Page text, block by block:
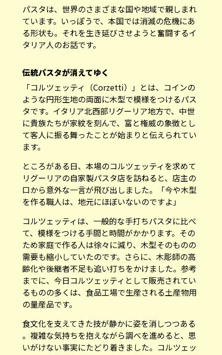
パスタは、世界のさまざまな国や地域で親しまれ
ています。いっぽうで、本国では消滅の危機にあ
る形状も。それを生き延びさせようと奮闘するイ
タリア人のお話です。
伝統パスタが消えてゆく
「コルツェッティ（Corzetti）」とは、コインの
ような円形生地の両面に木型で模様をつけるパス
タです。イタリア北西部リグーリア地方で、中世
に貴族たちが家紋を刻んで、富と権威の象徴とし
て客人に振る舞ったことが始まりと伝えられてい
ます。
ところがある日、本場のコルツェッティを求めて
リグーリアの自家製パスタ店を訪ねると、店主の
口から意外な一言が飛び出しました。「今や木型
を作る職人は、地元にほぼいないのですよ」
コルツェッティは、一般的な手打ちパスタに比べ
て、模様をつける手間と時間がかかります。その
ため家庭で作る人は徐々に減り、木型そのものの
需要も縮小していたのです。さらに、木彫師の高
齢化や後継者不足も追い打ちをかけました。参考
までに、今日コルツェッティとして販売されてい
るものの多くは、食品工場で生産される土産物用
の量産品です。
食文化を支えてきた技が静かに姿を消しつつある
――。複雑な気持ちを抱えながら調べを進めると、思
いがけない事実にたどり着きました。コルツェッ